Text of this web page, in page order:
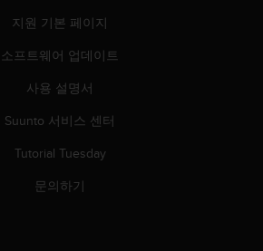
지원 기본 페이지
소프트웨어 업데이트
사용 설명서
Suunto 서비스 센터
Tutorial Tuesday
문의하기